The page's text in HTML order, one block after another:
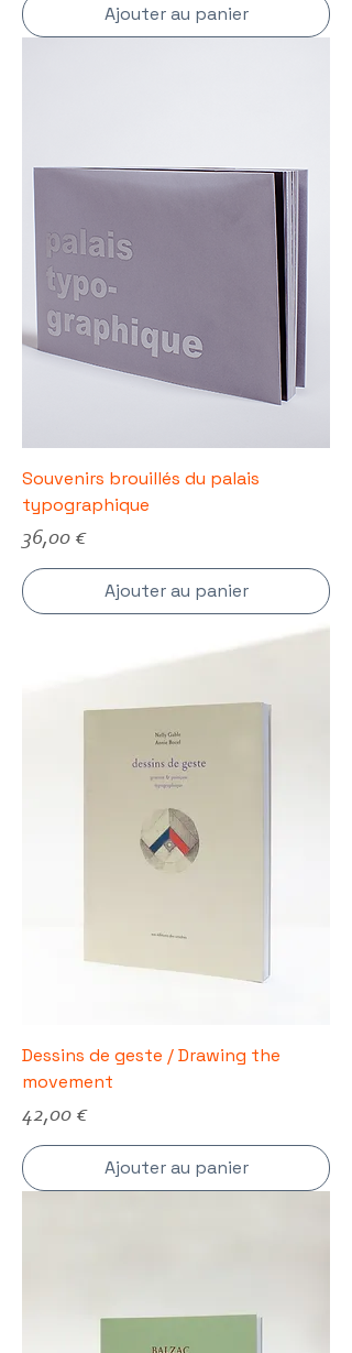
Ajouter au panier
Souvenirs brouillés du palais
typographique
Prix
36,00 €
Ajouter au panier
Dessins de geste / Drawing the
movement
Prix
42,00 €
Ajouter au panier